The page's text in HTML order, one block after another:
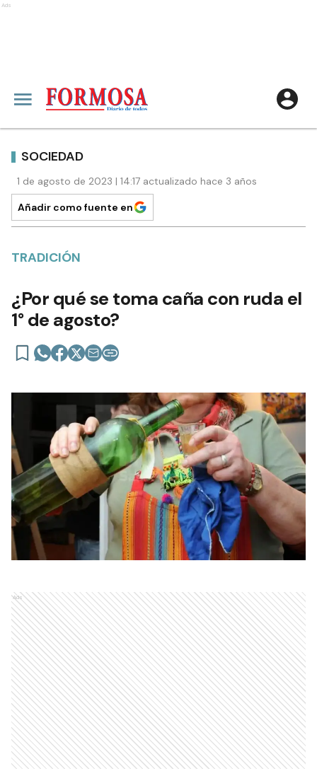
Ads
SOCIEDAD
1 de agosto de 2023 | 14:17 actualizado hace 3 años
Añadir como fuente en
TRADICIÓN
¿Por qué se toma caña con ruda el
1° de agosto?
Ads